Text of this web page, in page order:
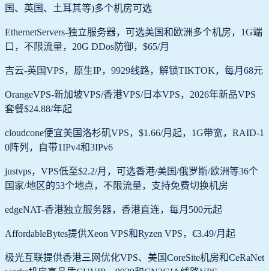
国、英国、土耳其等)多个机房可选
EthernetServers-独立服务器，可选美国和欧洲多个机房，1G端
口，不限流量，20G DDos防御，$65/月
吉云-英国VPS，原生IP，9929线路，解锁TIKTOK，每月68元
OrangeVPS-新加坡VPS/香港VPS/日本VPS，2026年新品VPS
套餐$24.88/年起
cloudcone便宜美国洛杉矶VPS，$1.66/月起，1G带宽，RAID-1
0阵列，自带1IPv4和3IPv6
justvps，VPS低至$2.2/月，可选香港/美国/俄罗斯/欧洲等36个
国家/地区的53个地点，不限流量，支持免费切换机房
edgeNAT-香港独立服务器，香港直连，每月500元起
AffordableBytes提供Xeon VPS和Ryzen VPS，€3.49/月起
极光互联提供香港三网优化VPS、美国CoreSite机房和CeRaNet